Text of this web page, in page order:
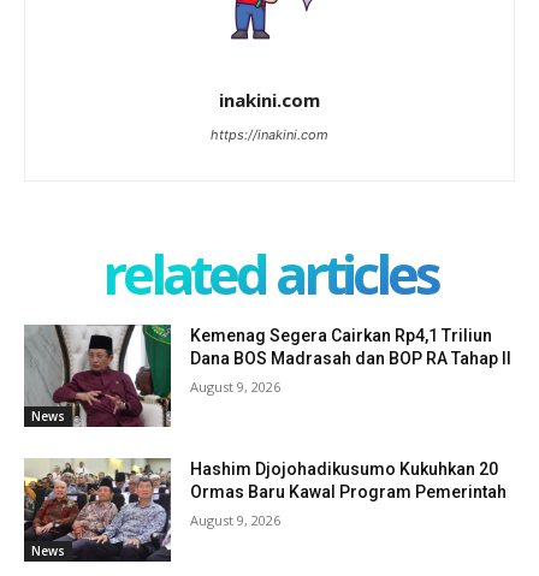
inakini.com
https://inakini.com
related articles
News
Kemenag Segera Cairkan Rp4,1 Triliun
Dana BOS Madrasah dan BOP RA Tahap II
August 9, 2026
News
Hashim Djojohadikusumo Kukuhkan 20
Ormas Baru Kawal Program Pemerintah
August 9, 2026